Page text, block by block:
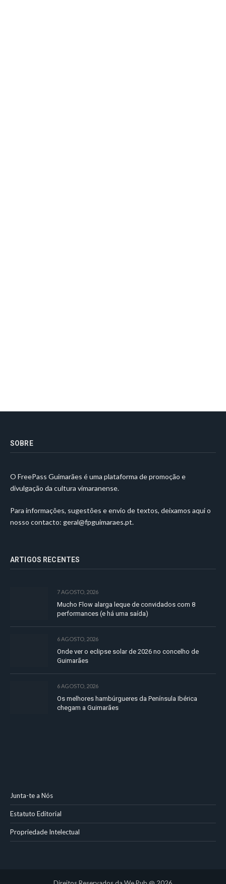
SOBRE
O FreePass Guimarães é uma plataforma de promoção e
divulgação da cultura vimaranense.
Para informações, sugestões e envio de textos, deixamos aqui o
nosso contacto: geral@fpguimaraes.pt.
ARTIGOS RECENTES
7 AGOSTO, 2026
Mucho Flow alarga leque de convidados com 8
performances (e há uma saída)
6 AGOSTO, 2026
Onde ver o eclipse solar de 2026 no concelho de
Guimarães
6 AGOSTO, 2026
Os melhores hambúrgueres da Península Ibérica
chegam a Guimarães
Junta-te a Nós
Estatuto Editorial
Propriedade Intelectual